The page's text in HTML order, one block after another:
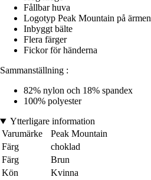
Fållbar huva
Logotyp Peak Mountain på ärmen
Inbyggt bälte
Flera färger
Fickor för händerna
Sammanställning :
82% nylon och 18% spandex
100% polyester
Ytterligare information
Varumärke
Peak Mountain
Färg
choklad
Färg
Brun
Kön
Kvinna